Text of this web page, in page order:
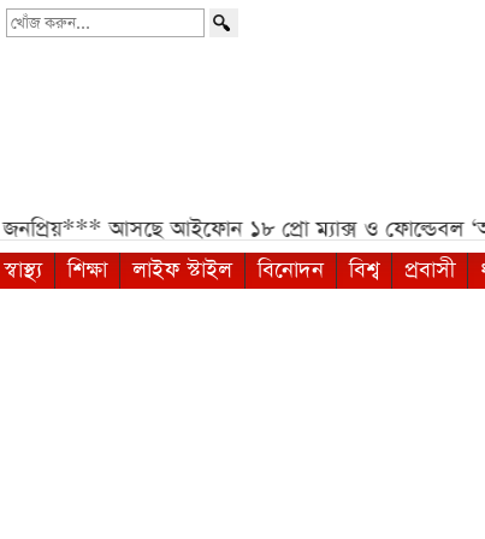
খোঁজ
আসছে আইফোন ১৮ প্রো ম্যাক্স ও ফোল্ডেবল ‘আইফোন
স্বাস্থ্য শিক্ষা লাইফ স্টাইল বিনোদন বিশ্ব প্রবাসী